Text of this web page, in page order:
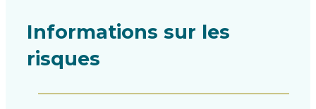
Informations sur les
risques